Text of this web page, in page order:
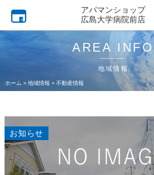
アパマンショップ
広島大学病院前店
AREA INFO
地域情報
ホーム > 地域情報 > 不動産情報
お知らせ